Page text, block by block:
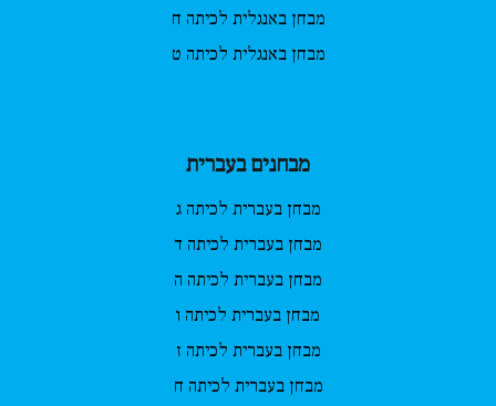
מבחן באנגלית לכיתה ח
מבחן באנגלית לכיתה ט
מבחנים בעברית
מבחן בעברית לכיתה ג
מבחן בעברית לכיתה ד
מבחן בעברית לכיתה ה
מבחן בעברית לכיתה ו
מבחן בעברית לכיתה ז
מבחן בעברית לכיתה ח